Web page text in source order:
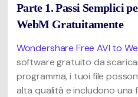
Parte 1. Passi Semplici
WebM Gratuitamente
Wondershare Free AVI to
software gratuito da
programma, i tuoi file
alta qualità e includono una